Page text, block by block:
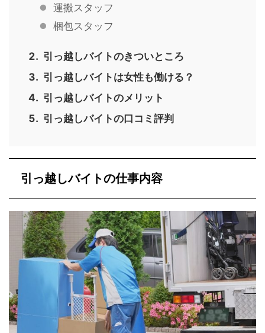
運搬スタッフ
梱包スタッフ
引っ越しバイトのきついところ
引っ越しバイトは女性も働ける？
引っ越しバイトのメリット
引っ越しバイトの口コミ評判
引っ越しバイトの仕事内容